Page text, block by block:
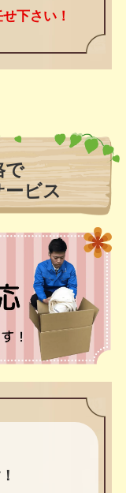
下さい！
で
ービス